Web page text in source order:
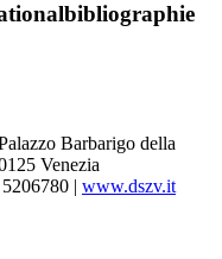
Barbarigo della
Venezia
| www.dszv.it